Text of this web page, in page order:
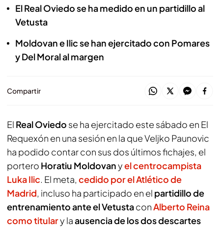
El Real Oviedo se ha medido en un partidillo al
Vetusta
Moldovan e Ilic se han ejercitado con Pomares
y Del Moral al margen
Compartir
El Real Oviedo se ha ejercitado este sábado en El
Requexón en una sesión en la que Veljko Paunovic
ha podido contar con sus dos últimos fichajes, el
portero Horatiu Moldovanyel centrocampista
Luka Ilic. El meta, cedido por el Atlético de
Madrid, incluso ha participado en el partidillo de
entrenamiento ante el VetustaconAlberto Reina
como titulary laausencia de los dos descartes